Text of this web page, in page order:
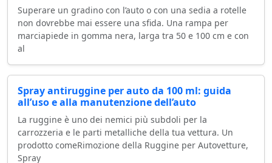
Superare un gradino con l’auto o con una sedia a rotelle
non dovrebbe mai essere una sfida. Una rampa per
marciapiede in gomma nera, larga tra 50 e 100 cm e con
al
Spray antiruggine per auto da 100 ml: guida
all’uso e alla manutenzione dell’auto
La ruggine è uno dei nemici più subdoli per la
carrozzeria e le parti metalliche della tua vettura. Un
prodotto comeRimozione della Ruggine per Autovetture,
Spray